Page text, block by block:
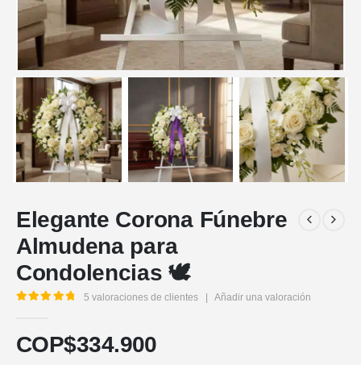
Elegante Corona Fúnebre
Almudena para
Condolencias 🕊️
5 valoraciones de clientes Añadir una valoración
COP$334.900